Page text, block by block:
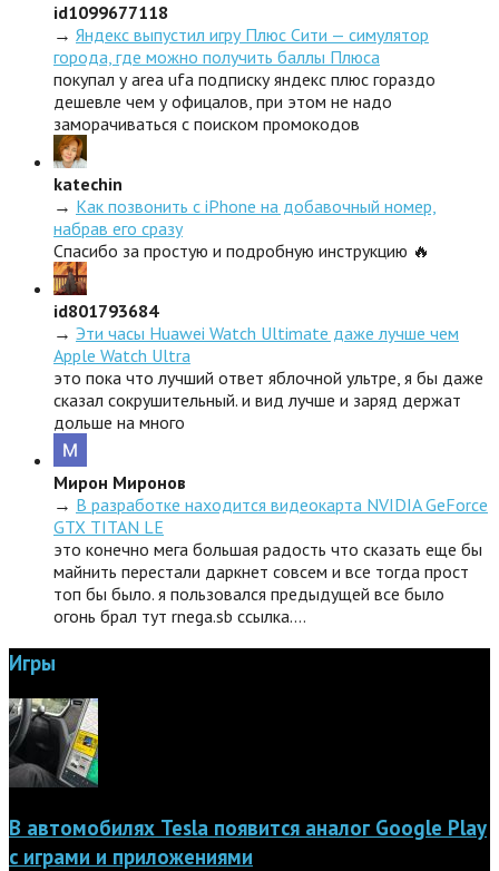
id1099677118
→ Яндекс выпустил игру Плюс Сити — симулятор
города, где можно получить баллы Плюса
покупал у area ufa подписку яндекс плюс гораздо
дешевле чем у офицалов, при этом не надо
заморачиваться с поиском промокодов
katechin
→ Как позвонить с iPhone на добавочный номер,
набрав его сразу
Спасибо за простую и подробную инструкцию 🔥
id801793684
→ Эти часы Huawei Watch Ultimate даже лучше чем
Apple Watch Ultra
это пока что лучший ответ яблочной ультре, я бы даже
сказал сокрушительный. и вид лучше и заряд держат
дольше на много
Мирон Миронов
→ В разработке находится видеокарта NVIDIA GeForce
GTX TITAN LE
это конечно мега большая радость что сказать еще бы
майнить перестали даркнет совсем и все тогда прост
топ бы было. я пользовался предыдущей все было
огонь брал тут rnega.sb ссылка.…
Игры
В автомобилях Tesla появится аналог Google Play
с играми и приложениями